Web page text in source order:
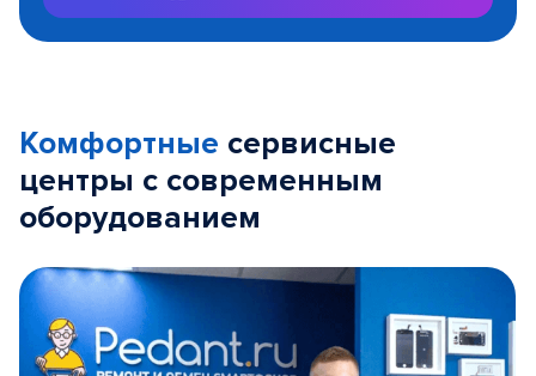
Комфортные сервисные
центры с современным
оборудованием